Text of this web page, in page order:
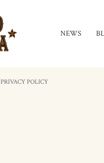
NEWS
PRIVACY POLICY